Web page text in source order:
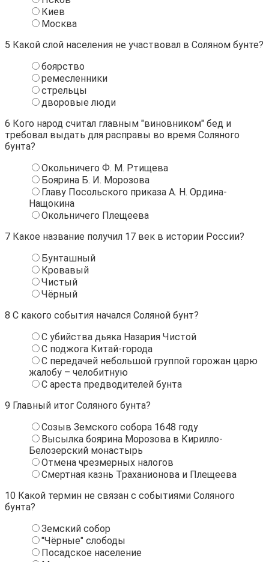
Киев
Москва
5 Какой слой населения не участвовал в Соляном бунте?
боярство
ремесленники
стрельцы
дворовые люди
6 Кого народ считал главным "виновником" бед и
требовал выдать для расправы во время Соляного
бунта?
Окольничего Ф. М. Ртищева
Боярина Б. И. Морозова
Главу Посольского приказа А. Н. Ордина-
Нащокина
Окольничего Плещеева
7 Какое название получил 17 век в истории России?
Бунташный
Кровавый
Чистый
Чёрный
8 С какого события начался Соляной бунт?
С убийства дьяка Назария Чистой
С поджога Китай-города
С передачей небольшой группой горожан царю
жалобу – челобитную
С ареста предводителей бунта
9 Главный итог Соляного бунта?
Созыв Земского собора 1648 году
Высылка боярина Морозова в Кирилло-
Белозерский монастырь
Отмена чрезмерных налогов
Смертная казнь Траханионова и Плещеева
10 Какой термин не связан с событиями Соляного
бунта?
Земский собор
"Чёрные" слободы
Посадское население